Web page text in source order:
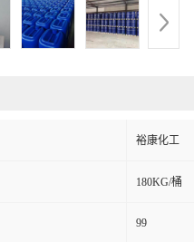
裕康化工
180KG/桶
99